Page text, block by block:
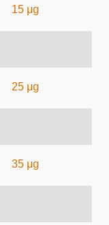
15 μg
25 μg
35 μg